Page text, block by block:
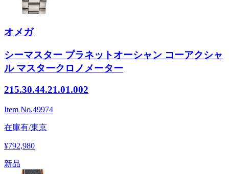
オメガ
シーマスター プラネットオーシャン コーアクシャ
ル マスタークロノメーター
215.30.44.21.01.002
Item No.49974
在庫有/東京
¥792,980
新品